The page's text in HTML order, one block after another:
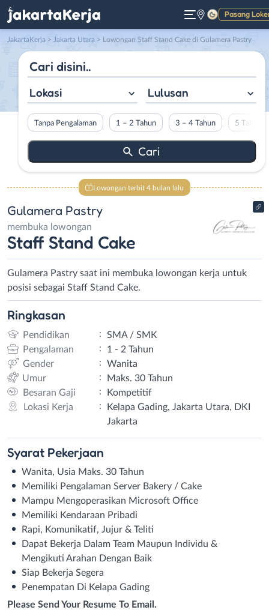
Pasang
Gelap
JakartaKerja > Jakarta Utara > Lowongan Staff Stand Cake di Gulamera Pastry
Lokasi Lulusan
Tanpa Pengalaman 1 – 2 Tahun 3 – 4 Tahun 5 Tahun
Lowongan terbit 4 bulan lalu
Gulamera Pastry
membuka lowongan
Staff Stand Cake
Gulamera Pastry saat ini membuka lowongan kerja untuk
posisi sebagai Staff Stand Cake.
Ringkasan
Pendidikan :
SMA / SMK
Pengalaman
:
1 - 2 Tahun
Gender
:
Wanita
Umur
:
Maks. 30 Tahun
Besaran Gaji
:
Kompetitif
Lokasi Kerja
:
Kelapa Gading, Jakarta Utara, DKI
Jakarta
Syarat Pekerjaan
Wanita, Usia Maks. 30 Tahun
Memiliki Pengalaman Server Bakery / Cake
Mampu Mengoperasikan Microsoft Office
Memiliki Kendaraan Pribadi
Rapi, Komunikatif, Jujur & Teliti
Dapat Bekerja Dalam Team Maupun Individu &
Mengikuti Arahan Dengan Baik
Siap Bekerja Segera
Penempatan Di Kelapa Gading
Please Send Your Resume To Email.